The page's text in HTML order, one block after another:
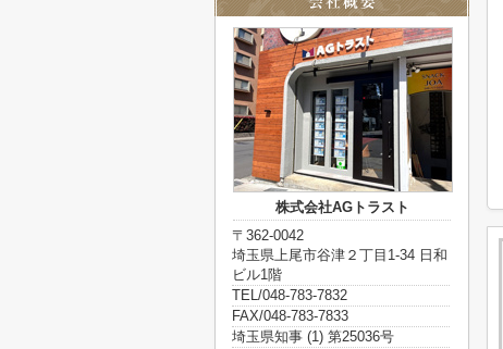
株式会社AGトラスト
〒362-0042
埼玉県上尾市谷津２丁目1-34 日和
ビル1階
TEL/048-783-7832
FAX/048-783-7833
埼玉県知事 (1) 第25036号